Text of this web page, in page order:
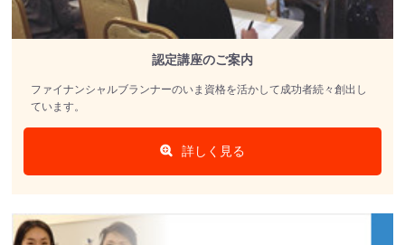
認定講座のご案内
ファイナンシャルブランナーのいま資格を活かして成功者続々創出し
ています。
詳しく見る